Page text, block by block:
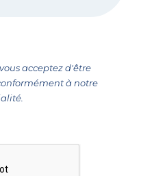
acceptez d'être
à notre